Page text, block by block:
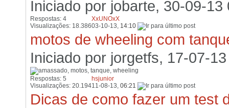
Iniciado por jobarte, 30-09-13
Respostas: 4
Visualizações: 18.386
XxUNOxX
03-10-13, 14:10
motos de wheeling com
Iniciado por jorgetfs, 17-07-
Respostas: 5
Visualizações: 20.194
hsjunior
11-08-13, 06:21
Dicas de como fazer um test